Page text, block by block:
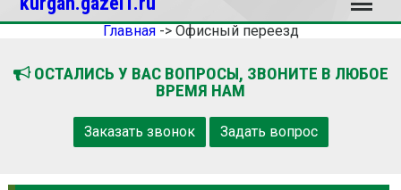
Главная-> Офисный переезд
ОСТАЛИСЬ У ВАС ВОПРОСЫ, ЗВОНИТЕ В ЛЮБОЕ
ВРЕМЯ НАМ
Заказать звонок Задать вопрос